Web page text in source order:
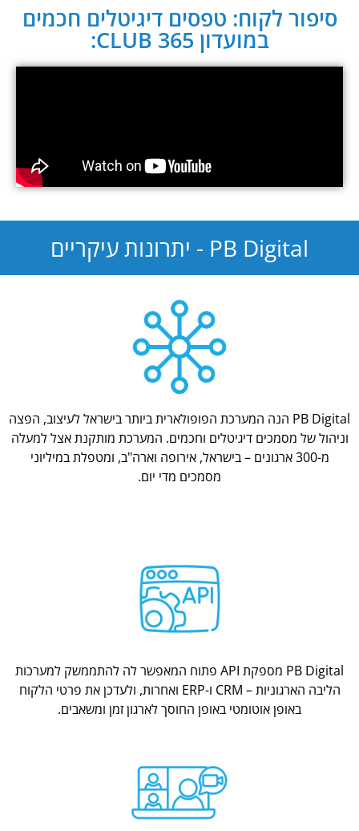
סיפור לקוח: טפסים דיגיטלים חכמים
במועדון CLUB 365:
PB Digital - יתרונות עיקריים
PB Digital הנה המערכת הפופולארית ביותר בישראל לעיצוב, הפצה
וניהול של מסמכים דיגיטלים וחכמים. המערכת מותקנת אצל למעלה
מ-300 ארגונים – בישראל, אירופה וארה"ב, ומטפלת במיליוני
מסמכים מדי יום.
PB Digital מספקת API פתוח המאפשר לה להתממשק למערכות
הליבה הארגוניות – CRM ו-ERP ואחרות, ולעדכן את פרטי הלקוח
באופן אוטומטי באופן החוסך לארגון זמן ומשאבים.